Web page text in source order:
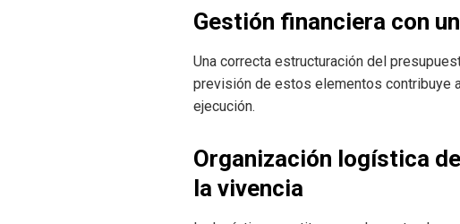
Gestión financiera con
Una correcta estructuración del
previsión de estos elementos contribuye
ejecución.
Organización logística
la vivencia